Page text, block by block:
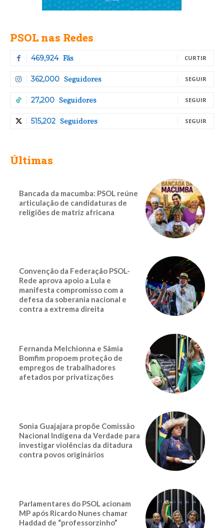
PSOL nas Redes
469,924 Fãs CURTIR
362,000 Seguidores SEGUIR
27,200 Seguidores SEGUIR
515,202 Seguidores SEGUIR
Últimas
Bancada da macumba: PSOL reúne
articulação de candidaturas de
religiões de matriz africana
Convenção da Federação PSOL-
Rede aprova apoio a Lula e
manifesta compromisso com a
defesa da soberania nacional e
contra a extrema direita
Fernanda Melchionna e Sâmia
Bomfim propoem proteção de
empregos de trabalhadores
afetados por privatizações
Sonia Guajajara propõe Comissão
Nacional Indígena da Verdade para
investigar violências da ditadura
contra povos originários
Parlamentares do PSOL acionam
MP após Ricardo Nunes chamar
Haddad de “professorzinho”